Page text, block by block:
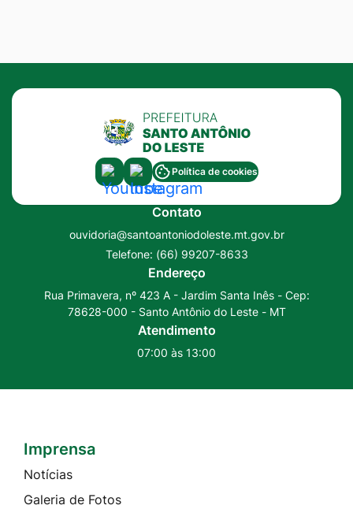
Acessar
a
Social
Youtube
Acessar
a
Rede
Social
Instagram
Política de cookies
Contato
ouvidoria@santoantoniodoleste.mt.gov.br
Telefone: (66) 99207-8633
Endereço
Rua Primavera, nº 423 A - Jardim Santa Inês - Cep:
78628-000 - Santo Antônio do Leste - MT
Atendimento
07:00 às 13:00
Seção do Rodapé e Contato
Imprensa
Notícias
Galeria de Fotos